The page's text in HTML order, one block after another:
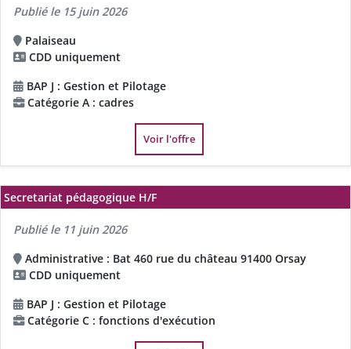
Publié le 15 juin 2026
Palaiseau
CDD uniquement
BAP J : Gestion et Pilotage
Catégorie A : cadres
Voir l'offre
Secretariat pédagogique H/F
Publié le 11 juin 2026
Administrative : Bat 460 rue du château 91400 Orsay
CDD uniquement
BAP J : Gestion et Pilotage
Catégorie C : fonctions d'exécution